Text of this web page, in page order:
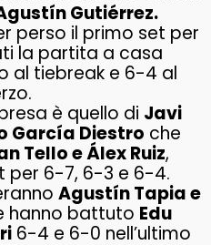
Gutiérrez.
perso il primo set per
la partita a casa
al tiebreak e 6-4 al
è quello di Javi
García Diestro che
Tello e Álex Ruiz,
per 6-7, 6-3 e 6-4.
Agustín Tapia e
hanno battuto Edu
6-4 e 6-0 nell’ultimo